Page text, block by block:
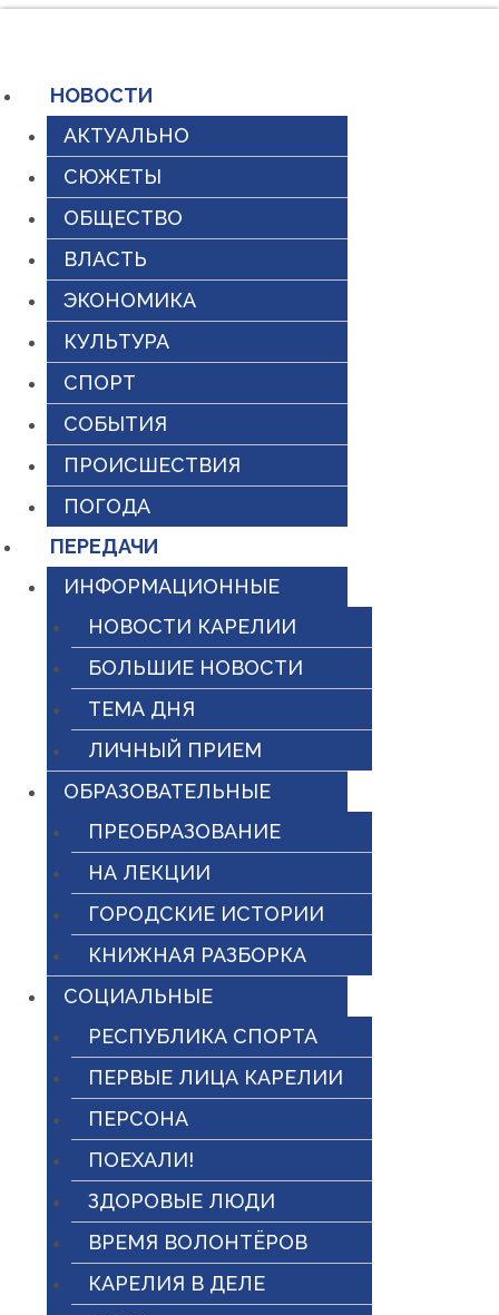
содержимому
НОВОСТИ
АКТУАЛЬНО
СЮЖЕТЫ
ОБЩЕСТВО
ВЛАСТЬ
ЭКОНОМИКА
КУЛЬТУРА
СПОРТ
СОБЫТИЯ
ПРОИСШЕСТВИЯ
ПОГОДА
ПЕРЕДАЧИ
ИНФОРМАЦИОННЫЕ
НОВОСТИ КАРЕЛИИ
БОЛЬШИЕ НОВОСТИ
ТЕМА ДНЯ
ЛИЧНЫЙ ПРИЕМ
ОБРАЗОВАТЕЛЬНЫЕ
ПРЕОБРАЗОВАНИЕ
НА ЛЕКЦИИ
ГОРОДСКИЕ ИСТОРИИ
КНИЖНАЯ РАЗБОРКА
СОЦИАЛЬНЫЕ
РЕСПУБЛИКА СПОРТА
ПЕРВЫЕ ЛИЦА КАРЕЛИИ
ПЕРСОНА
ПОЕХАЛИ!
ЗДОРОВЫЕ ЛЮДИ
ВРЕМЯ ВОЛОНТЁРОВ
КАРЕЛИЯ В ДЕЛЕ